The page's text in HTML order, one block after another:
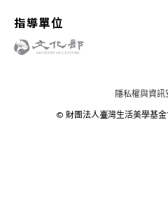
指導單位
隱私權與資訊
© 財團法人臺灣生活美學基